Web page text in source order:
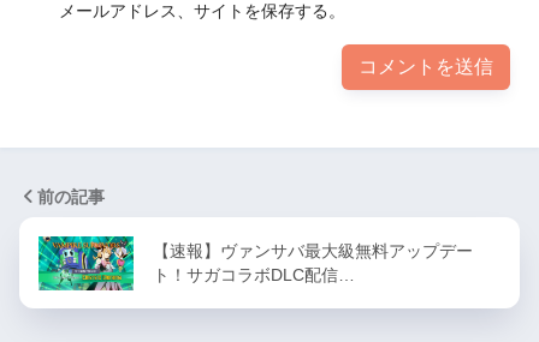
メールアドレス、サイトを保存する。
前の記事
【速報】ヴァンサバ最大級無料アップデー
ト！サガコラボDLC配信…